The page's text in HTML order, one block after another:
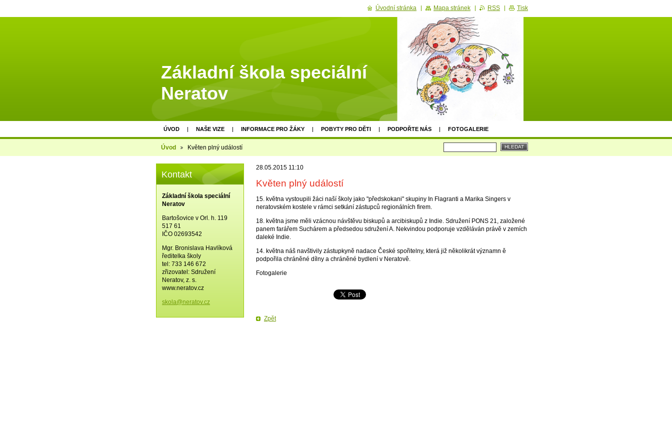
Základní škola speciální
Neratov
ÚVOD NAŠE VIZE INFORMACE PRO ŽÁKY POBYTY PRO DĚTI PODPOŘTE NÁS FOTOGALERIE
Úvod Květen plný událostí
28.05.2015 11:10
Květen plný událostí
15. května vystoupili žáci naší školy jako "předskokani" skupiny In Flagranti a Marika Singers v
neratovském kostele v rámci setkání zástupců regionálních firem.
18. května jsme měli vzácnou návštěvu biskupů a arcibiskupů z Indie. Sdružení PONS 21, založené
panem farářem Suchárem a předsedou sdružení A. Nekvindou podporuje vzděláván právě v zemích
daleké Indie.
14. května náš navštivily zástupkyně nadace České spořitelny, která již několikrát významn ě
podpořila chráněné dílny a chráněné bydlení v Neratově.
Fotogalerie
Zpět
Kontakt
Základní škola speciální
Neratov
Bartošovice v Orl. h. 119
517 61
IČO 02693542
Mgr. Bronislava Havlíková
ředitelka školy
tel: 733 146 672
zřizovatel: Sdružení
Neratov, z. s.
www.neratov.cz
skola@neratov.cz
Úvodní stránka Mapa stránek RSS Tisk